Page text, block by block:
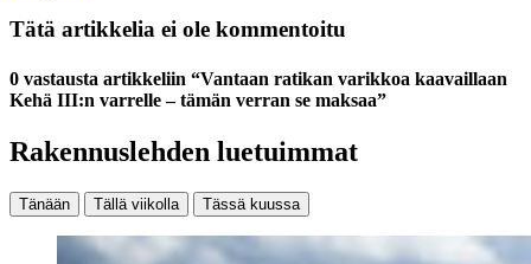
Tätä artikkelia ei ole kommentoitu
0 vastausta artikkeliin “Vantaan ratikan varikkoa kaavaillaan
Kehä III:n varrelle – tämän verran se maksaa”
Rakennuslehden luetuimmat
Tänään Tällä viikolla Tässä kuussa